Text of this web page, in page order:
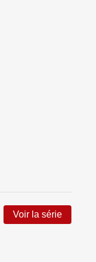
Voir la série